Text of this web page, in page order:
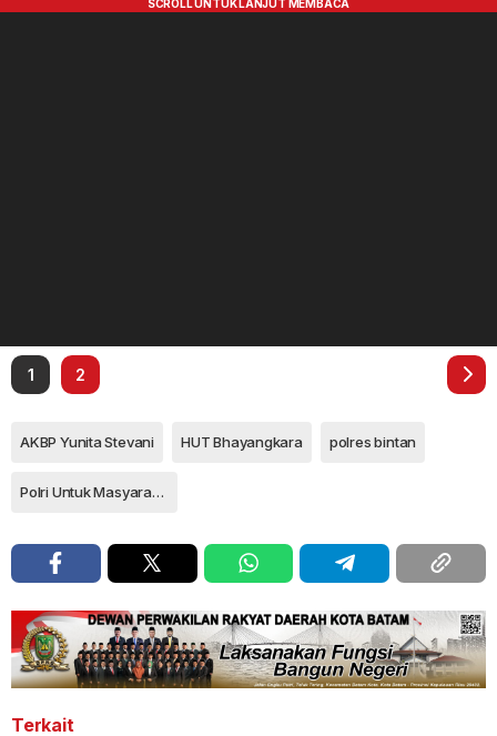
1 2
AKBP Yunita Stevani HUT Bhayangkara polres bintan
Polri Untuk Masyarakat
Terkait